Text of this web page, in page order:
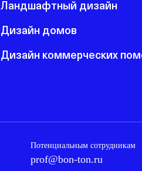
Ландшафтный дизайн
Дизайн домов
Дизайн коммерческих
Потенциальным сотрудникам
prof@bon-ton.ru